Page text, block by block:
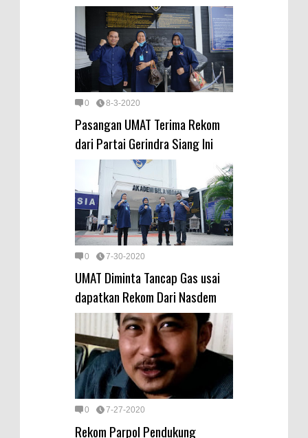
0 8-3-2020
Pasangan UMAT Terima Rekom
dari Partai Gerindra Siang Ini
0 7-30-2020
UMAT Diminta Tancap Gas usai
dapatkan Rekom Dari Nasdem
0 7-27-2020
Rekom Parpol Pendukung